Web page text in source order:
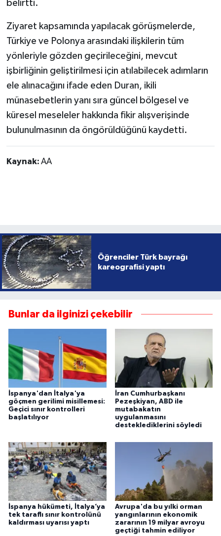
belirtti.
Ziyaret kapsamında yapılacak görüşmelerde,
Türkiye ve Polonya arasındaki ilişkilerin tüm
yönleriyle gözden geçirileceğini, mevcut
işbirliğinin geliştirilmesi için atılabilecek adımların
ele alınacağını ifade eden Duran, ikili
münasebetlerin yanı sıra güncel bölgesel ve
küresel meseleler hakkında fikir alışverişinde
bulunulmasının da öngörüldüğünü kaydetti.
Kaynak: AA
Öğrenciler Türk bayrağı
kareografisi yaptı
Bunlar da ilginizi çekebilir
İspanya'dan İtalya'ya
göçmen gerilimi misillemesi:
Geçici sınır kontrolleri
başlatılıyor
İran Cumhurbaşkanı
Pezeşkiyan, ABD ile
mutabakatın
uygulanmasını
desteklediklerini söyledi
İspanya hükümeti, İtalya’ya
tek taraflı sınır kontrolünü
kaldırması uyarısı yaptı
Avrupa'da bu yılki orman
yangınlarının ekonomik
zararının 19 milyar avroyu
geçtiği tahmin ediliyor